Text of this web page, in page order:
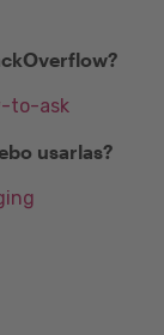
to-ask
usarlas?